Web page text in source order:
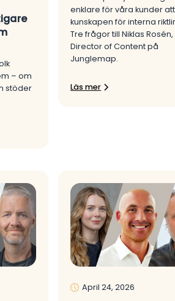
– om
stöder
enklare för våra kunder
kunskapen för interna
Tre frågor till Niklas Rosén,
Director of Content på
Junglemap.
Läs mer
April 24, 2026